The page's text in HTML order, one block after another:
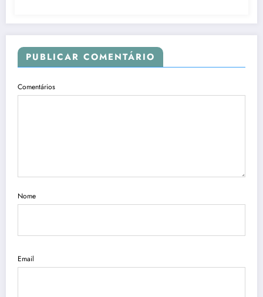
PUBLICAR COMENTÁRIO
Comentários
Nome
Email